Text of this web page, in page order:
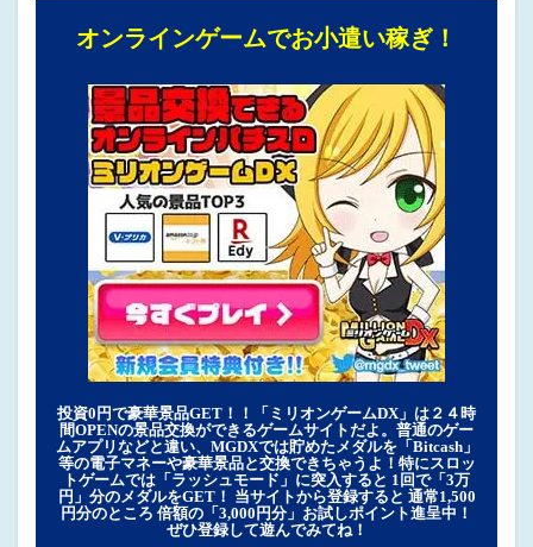
オンラインゲームでお小遣い稼ぎ！
投資0円で豪華景品GET！！「ミリオンゲームDX」は２４時
間OPENの景品交換ができるゲームサイトだよ。普通のゲー
ムアプリなどと違い、MGDXでは貯めたメダルを「Bitcash」
等の電子マネーや豪華景品と交換できちゃうよ！特にスロッ
トゲームでは「ラッシュモード」に突入すると 1回で「3万
円」分のメダルをGET！ 当サイトから登録すると 通常1,500
円分のところ 倍額の「3,000円分」お試しポイント進呈中！
ぜひ登録して遊んでみてね！